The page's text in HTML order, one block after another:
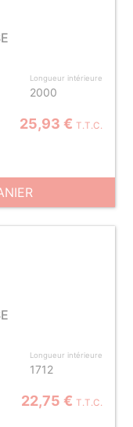
Longueur intérieure
2000
25,93 € T.T.C.
Longueur intérieure
1712
22,75 € T.T.C.